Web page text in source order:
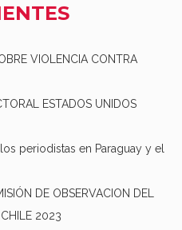
VIOLENCIA CONTRA
ESTADOS UNIDOS
periodistas en Paraguay y el
DE OBSERVACION DEL
2023